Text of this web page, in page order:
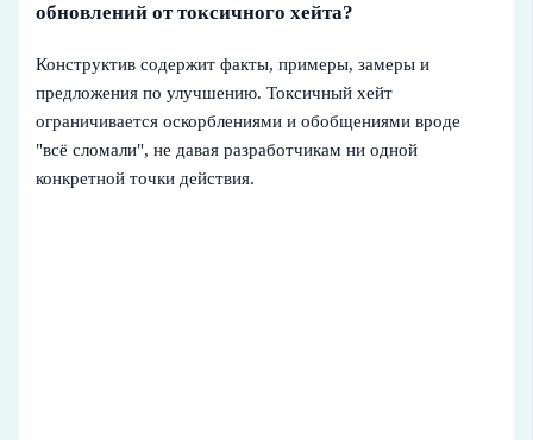
обновлений от токсичного хейта?
Конструктив содержит факты, примеры, замеры и
предложения по улучшению. Токсичный хейт
ограничивается оскорблениями и обобщениями вроде
"всё сломали", не давая разработчикам ни одной
конкретной точки действия.